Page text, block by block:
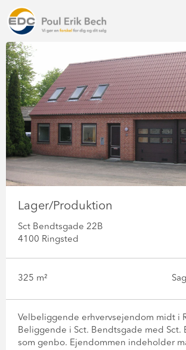
Lager/Produktion
Sct Bendtsgade 22B
4100 Ringsted
325 m²
Velbeliggende erhvervsejendom midt i
Beliggende i Sct. Bendtsgade med Sct.
som genbo. Ejendommen indeholder